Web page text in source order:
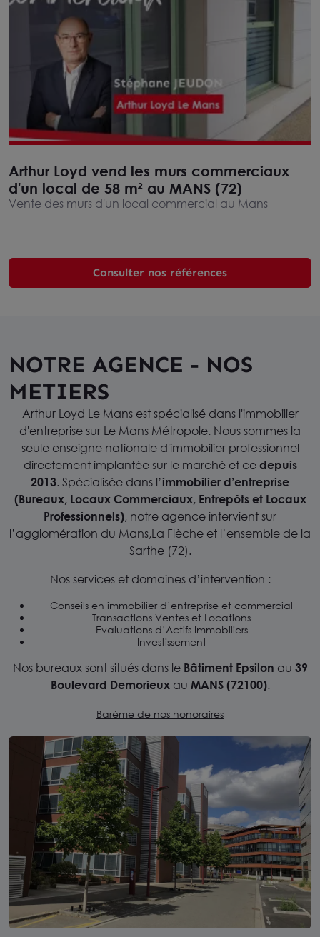
Arthur Loyd vend les murs commerciaux
d'un local de 58 m² au MANS (72)
Vente des murs d'un local commercial au Mans
Consulter nos références
NOTRE AGENCE - NOS
METIERS
Arthur Loyd Le Mans est spécialisé dans l'immobilier
d'entreprise sur Le Mans Métropole. Nous sommes la
seule enseigne nationale d'immobilier professionnel
directement implantée sur le marché et ce depuis
2013. Spécialisée dans l’immobilier d’entreprise
(Bureaux, Locaux Commerciaux, Entrepôts et Locaux
Professionnels), notre agence intervient sur
l’agglomération du Mans,La Flèche et l’ensemble de la
Sarthe (72).
Nos services et domaines d’intervention :
Conseils en immobilier d’entreprise et commercial
Transactions Ventes et Locations
Evaluations d’Actifs Immobiliers
Investissement
Nos bureaux sont situés dans le Bâtiment Epsilon au 39
Boulevard Demorieuxau MANS (72100).
Barème de nos honoraires